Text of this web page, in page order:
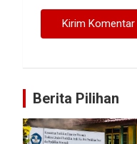
Berita Pilihan